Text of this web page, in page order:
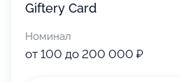
Giftery Card
Номинал
от 100 до 200 000 ₽